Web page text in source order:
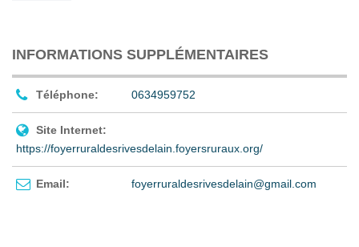
INFORMATIONS SUPPLÉMENTAIRES
Téléphone: 0634959752
Site Internet:
https://foyerruraldesrivesdelain.foyersruraux.org/
Email: foyerruraldesrivesdelain@gmail.com